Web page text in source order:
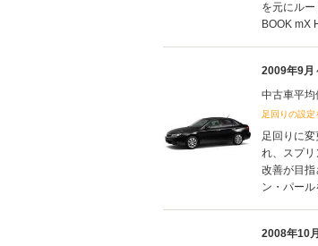
を元にル
BOOK mX
2009年9月
中古車平均
足回りの設定
足回りに
れ、スプ
改善が目
ン・パール
2008年10